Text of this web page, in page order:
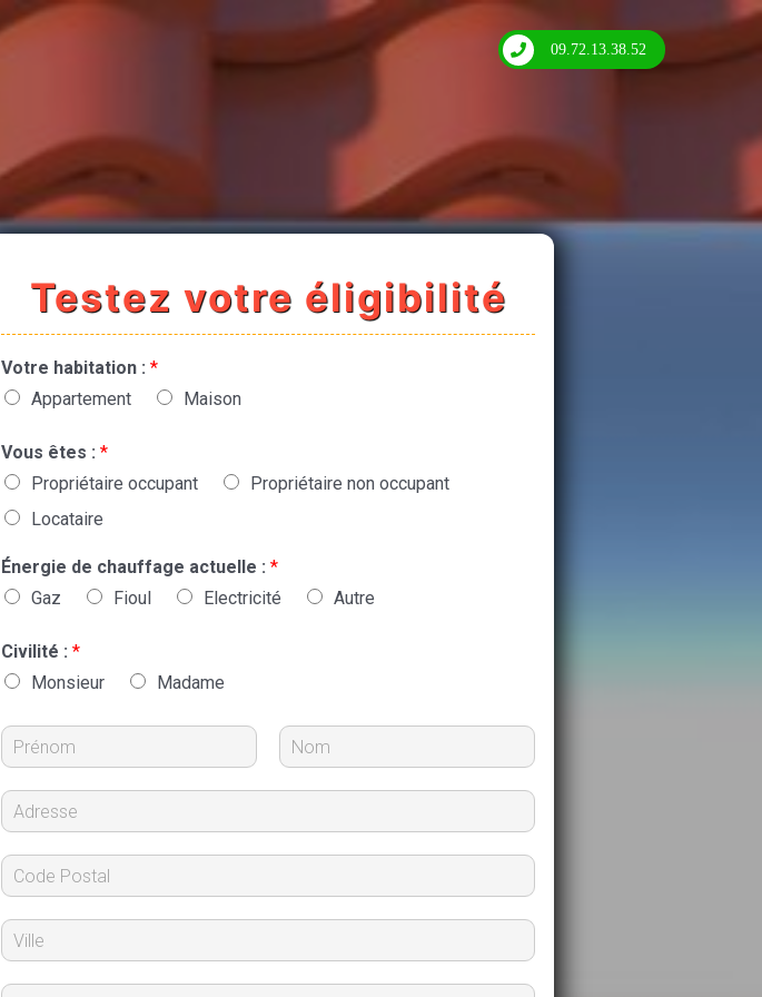
09.72.13.38.52
Testez votre éligibilité
Votre habitation : *
Appartement
Maison
Vous êtes : *
Propriétaire occupant
Propriétaire non occupant
Locataire
Énergie de chauffage actuelle : *
Gaz
Fioul Electricité Autre
Civilité : *
Monsieur
Madame